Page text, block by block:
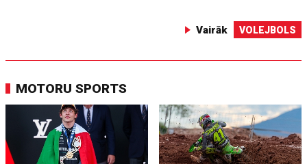
Vairāk VOLEJBOLS
MOTORU SPORTS